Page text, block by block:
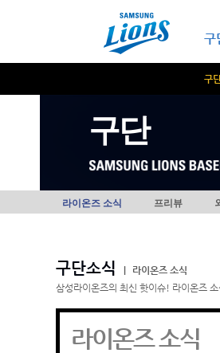
구
구
구단
라이온즈 소식 프리뷰
구단소식
라이온즈 소식
삼성라이온즈의 최신 핫이슈! 라이온즈
라이온즈 소식